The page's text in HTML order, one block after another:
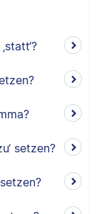
setzen?